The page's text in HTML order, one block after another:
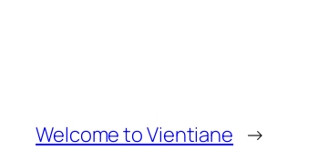
Welcome to Vientiane →